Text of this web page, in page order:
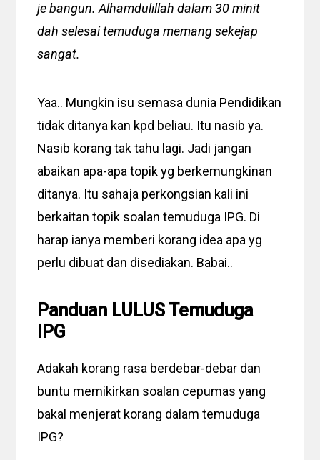
je bangun. Alhamdulillah dalam 30 minit
dah selesai temuduga memang sekejap
sangat.
Yaa.. Mungkin isu semasa dunia Pendidikan
tidak ditanya kan kpd beliau. Itu nasib ya.
Nasib korang tak tahu lagi. Jadi jangan
abaikan apa-apa topik yg berkemungkinan
ditanya. Itu sahaja perkongsian kali ini
berkaitan topik soalan temuduga IPG. Di
harap ianya memberi korang idea apa yg
perlu dibuat dan disediakan. Babai..
Panduan LULUS Temuduga
IPG
Adakah korang rasa berdebar-debar dan
buntu memikirkan soalan cepumas yang
bakal menjerat korang dalam temuduga
IPG?